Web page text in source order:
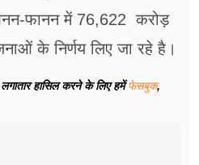
फानन में 76,622 करोड़
के निर्णय लिए जा रहे है।
हासिल करने के लिए हमेंफेसबुक,